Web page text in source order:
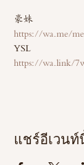
豪妹
https://wa.me/
YSL
https://wa.link/
แชร์อีเวนท์